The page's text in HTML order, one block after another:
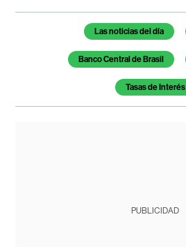
Temas de este artículo
Las noticias del día
Banco Central de Brasil
Tasas de Interés
PUBLICIDAD